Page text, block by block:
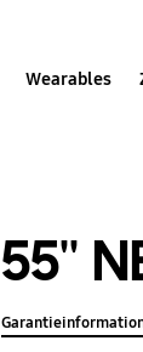
Wearables
55''